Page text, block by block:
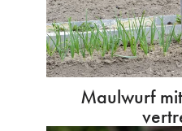
Maulwurf